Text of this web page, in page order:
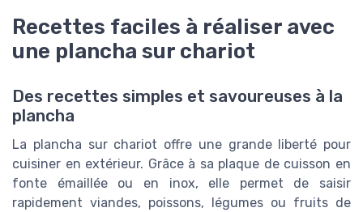
Recettes faciles à réaliser avec
une plancha sur chariot
Des recettes simples et savoureuses à la
plancha
La plancha sur chariot offre une grande liberté pour
cuisiner en extérieur. Grâce à sa plaque de cuisson en
fonte émaillée ou en inox, elle permet de saisir
rapidement viandes, poissons, légumes ou fruits de